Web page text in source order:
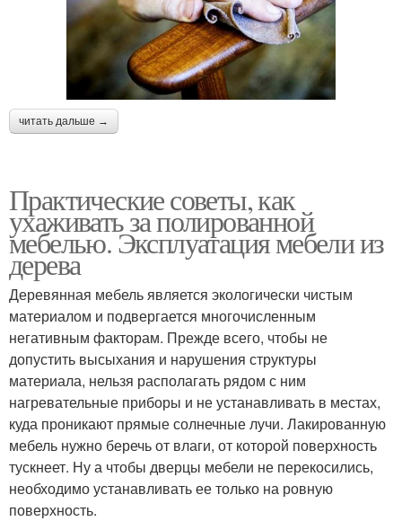
читать дальше →
Практические советы, как
ухаживать за полированной
мебелью. Эксплуатация мебели из
дерева
Деревянная мебель является экологически чистым
материалом и подвергается многочисленным
негативным факторам. Прежде всего, чтобы не
допустить высыхания и нарушения структуры
материала, нельзя располагать рядом с ним
нагревательные приборы и не устанавливать в местах,
куда проникают прямые солнечные лучи. Лакированную
мебель нужно беречь от влаги, от которой поверхность
тускнеет. Ну а чтобы дверцы мебели не перекосились,
необходимо устанавливать ее только на ровную
поверхность.